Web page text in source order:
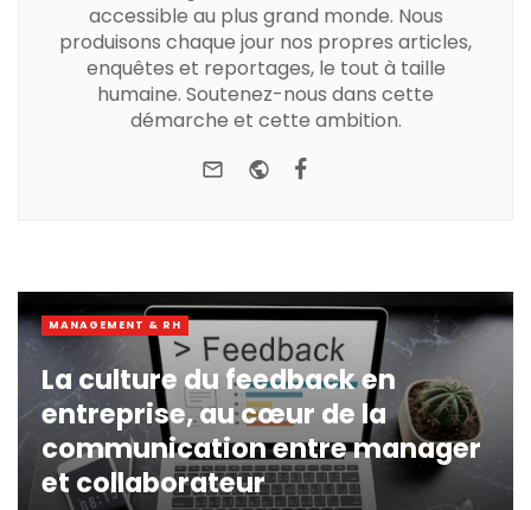
accessible au plus grand monde. Nous
produisons chaque jour nos propres articles,
enquêtes et reportages, le tout à taille
humaine. Soutenez-nous dans cette
démarche et cette ambition.
e-mailWebsite
Facebook
La culture du feedback en
entreprise, au cœur de la
communication entre manager
et collaborateur
MANAGEMENT & RH